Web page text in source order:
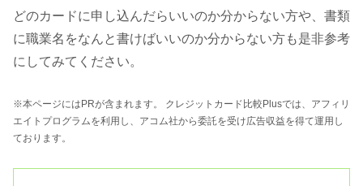
どのカードに申し込んだらいいのか分からない方や、書類
に職業名をなんと書けばいいのか分からない方も是非参考
にしてみてください。
※本ページにはPRが含まれます。 クレジットカード比較Plusでは、アフィリ
エイトプログラムを利用し、アコム社から委託を受け広告収益を得て運用し
ております。